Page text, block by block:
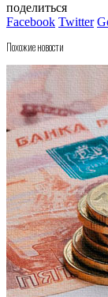
поделиться
Facebook Twitter
Похожие новости